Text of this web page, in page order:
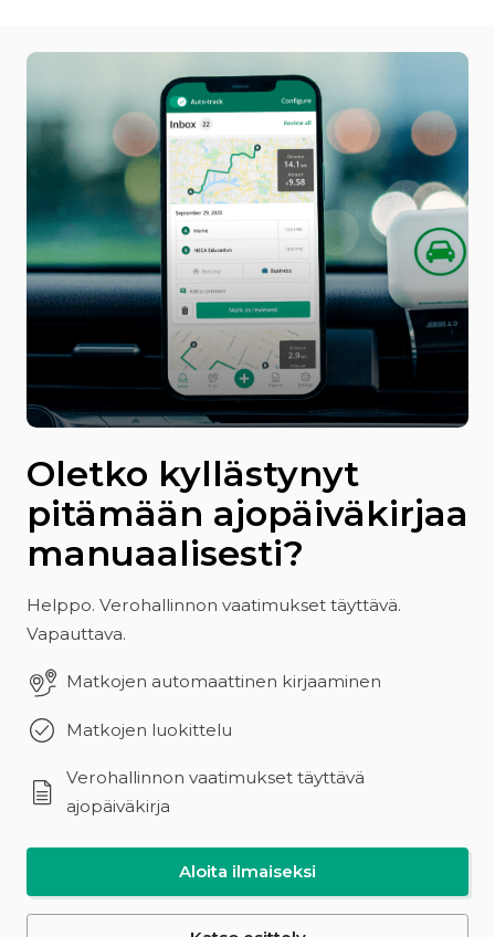
Oletko kyllästynyt
pitämään ajopäiväkirjaa
manuaalisesti?
Helppo. Verohallinnon vaatimukset täyttävä.
Vapauttava.
Matkojen automaattinen kirjaaminen
Matkojen luokittelu
Verohallinnon vaatimukset täyttävä
ajopäiväkirja
Aloita ilmaiseksi